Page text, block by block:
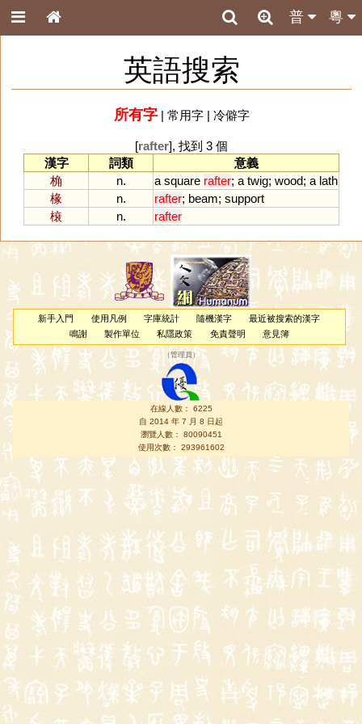
粵
普
英語搜索
所有字| 常用字| 冷僻字
[rafter], 找到 3 個
漢字
詞類
意義
桷
n. a square rafter; a twig; wood; a lath
椽
n. rafter; beam; support
榱
n. rafter
新手入門 使用凡例 字庫統計 隨機漢字
最近被搜索的漢字
鳴謝
製作單位 私隱政策 免責聲明 意見簿
（管理員 ）
在線人數： 6225
自 2014 年 7 月 8 日起
瀏覽人數： 80090451
使用次數： 293961602